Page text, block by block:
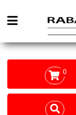
Open menu
0